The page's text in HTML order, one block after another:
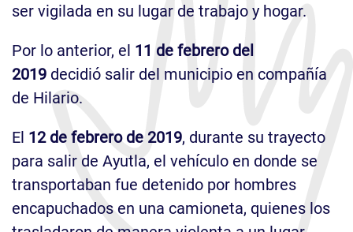
ser vigilada en su lugar de trabajo y hogar.
Por lo anterior, el 11 de febrero del
2019 decidió salir del municipio en compañía
de Hilario.
El 12 de febrero de 2019, durante su trayecto
para salir de Ayutla, el vehículo en donde se
transportaban fue detenido por hombres
encapuchados en una camioneta, quienes los